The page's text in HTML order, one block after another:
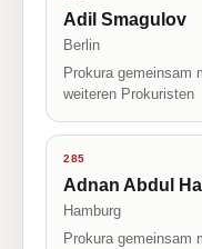
Adil Smagulov
Berlin
Prokura gemeinsam
weiteren Prokuristen
285
Adnan Abdul
Hamburg
Prokura gemeinsam